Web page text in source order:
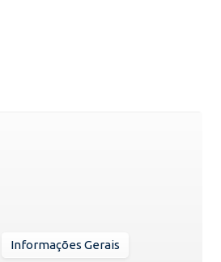
Informações Gerais